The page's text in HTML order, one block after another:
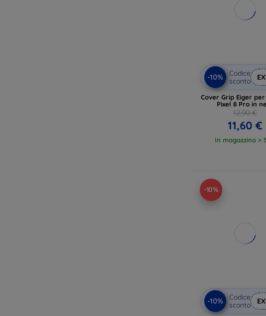
-10%
Codice
sconto
Cover Grip Eiger
Pixel 8 Pro in
12,90 €
11,60 €
In magazzino >
-10%
-10%
Codice
sconto